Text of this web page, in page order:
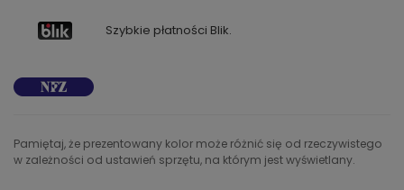
Szybkie płatności Blik.
Pamiętaj, że prezentowany kolor może różnić się od rzeczywistego
w zależności od ustawień sprzętu, na którym jest wyświetlany.